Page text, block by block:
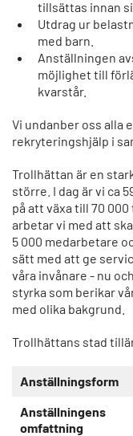
tillsättas innan
Utdrag ur
med barn.
Anställningen
möjlighet till
kvarstår.
Vi undanber oss alla
rekryteringshjälp i
Trollhättan är en
större. I dag är vi ca
på att växa till 70
arbetar vi med att
5 000 medarbetare
sätt med att ge
våra invånare - nu
styrka som berikar
med olika bakgrund.
Trollhättans stad
Anställningsform
Anställningens
omfattning